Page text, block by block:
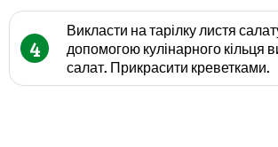
4
Викласти на тарілку листя
допомогою кулінарного кільця
салат. Прикрасити креветками.